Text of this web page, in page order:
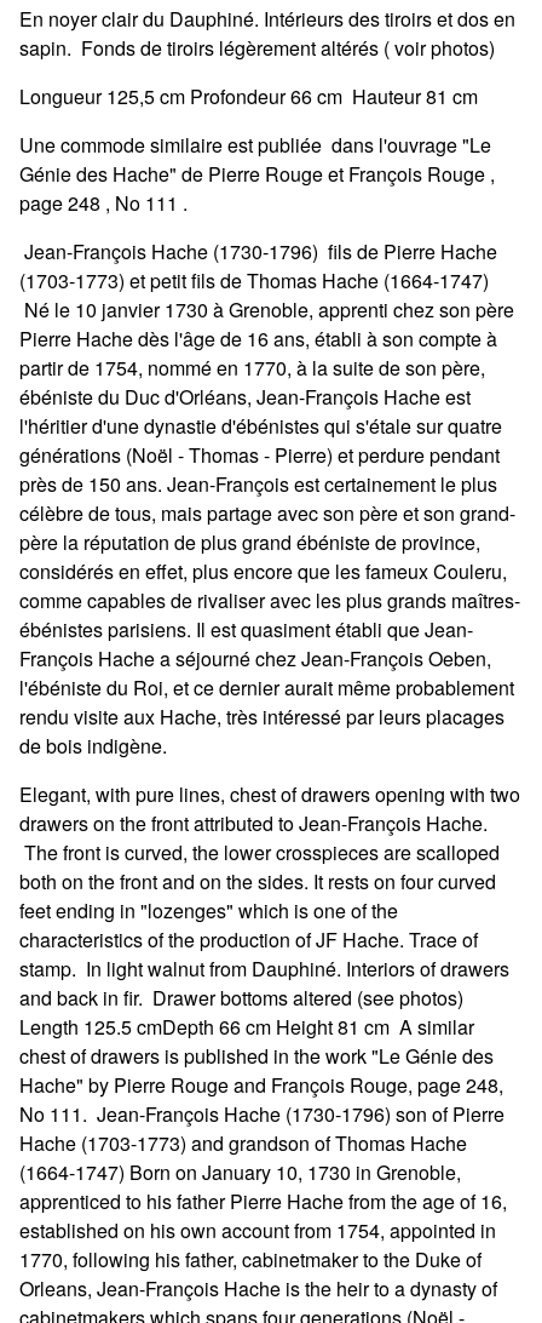
En noyer clair du Dauphiné. Intérieurs des tiroirs et dos en
sapin. Fonds de tiroirs légèrement altérés ( voir photos)
Longueur 125,5 cm Profondeur 66 cm Hauteur 81 cm
Une commode similaire est publiée dans l'ouvrage "Le
Génie des Hache" de Pierre Rouge et François Rouge ,
page 248 , No 111 .
Jean-François Hache (1730-1796) fils de Pierre Hache
(1703-1773) et petit fils de Thomas Hache (1664-1747)
Né le 10 janvier 1730 à Grenoble, apprenti chez son père
Pierre Hache dès l'âge de 16 ans, établi à son compte à
partir de 1754, nommé en 1770, à la suite de son père,
ébéniste du Duc d'Orléans, Jean-François Hache est
l'héritier d'une dynastie d'ébénistes qui s'étale sur quatre
générations (Noël - Thomas - Pierre) et perdure pendant
près de 150 ans. Jean-François est certainement le plus
célèbre de tous, mais partage avec son père et son grand-
père la réputation de plus grand ébéniste de province,
considérés en effet, plus encore que les fameux Couleru,
comme capables de rivaliser avec les plus grands maîtres-
ébénistes parisiens. Il est quasiment établi que Jean-
François Hache a séjourné chez Jean-François Oeben,
l'ébéniste du Roi, et ce dernier aurait même probablement
rendu visite aux Hache, très intéressé par leurs placages
de bois indigène.
Elegant, with pure lines, chest of drawers opening with two
drawers on the front attributed to Jean-François Hache.
The front is curved, the lower crosspieces are scalloped
both on the front and on the sides. It rests on four curved
feet ending in "lozenges" which is one of the
characteristics of the production of JF Hache. Trace of
stamp. In light walnut from Dauphiné. Interiors of drawers
and back in fir. Drawer bottoms altered (see photos)
Length 125.5 cmDepth 66 cm Height 81 cm A similar
chest of drawers is published in the work "Le Génie des
Hache" by Pierre Rouge and François Rouge, page 248,
No 111. Jean-François Hache (1730-1796) son of Pierre
Hache (1703-1773) and grandson of Thomas Hache
(1664-1747) Born on January 10, 1730 in Grenoble,
apprenticed to his father Pierre Hache from the age of 16,
established on his own account from 1754, appointed in
1770, following his father, cabinetmaker to the Duke of
Orleans, Jean-François Hache is the heir to a dynasty of
cabinetmakers which spans four generations (Noël -